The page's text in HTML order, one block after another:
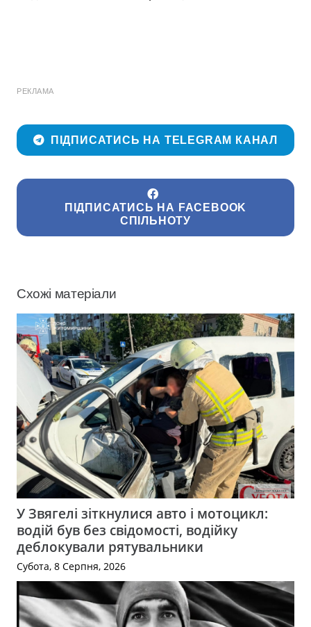
РЕКЛАМА
ПІДПИСАТИСЬ НА TELEGRAM КАНАЛ
ПІДПИСАТИСЬ НА FACEBOOK
СПІЛЬНОТУ
Схожі матеріали
У Звягелі зіткнулися авто і мотоцикл:
водій був без свідомості, водійку
деблокували рятувальники
Субота, 8 Серпня, 2026